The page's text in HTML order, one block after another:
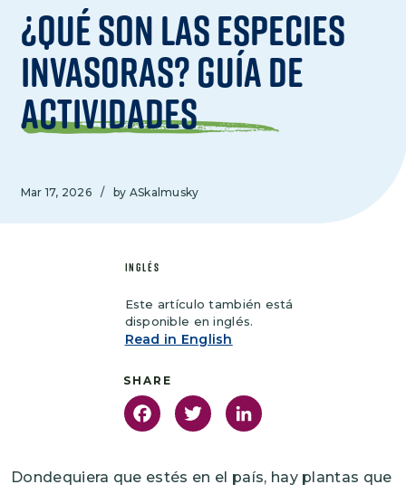
¿Qué son las especies
invasoras? Guía de
actividades
Mar 17, 2026 / by ASkalmusky
INGLÉS
Este artículo también está
disponible en inglés.
Read in English
FacebookTwitter
Dondequiera que estés en el país, hay plantas que